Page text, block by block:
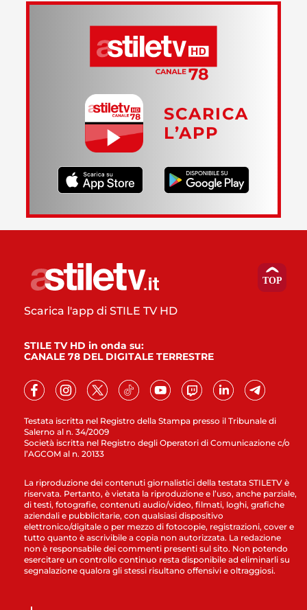
SCARICA
L’APP
Testata iscritta nel Registro della Stampa presso il Tribunale di
Salerno al n. 34/2009
Società iscritta nel Registro degli Operatori di Comunicazione c/o
l’AGCOM al n. 20133
Scarica l'app di STILE TV HD
STILE TV HD in onda su:
CANALE 78 DEL DIGITALE TERRESTRE
La riproduzione dei contenuti giornalistici della testata STILETV è
riservata. Pertanto, è vietata la riproduzione e l’uso, anche parziale,
di testi, fotografie, contenuti audio/video, filmati, loghi, grafiche
aziendali e pubblicitarie, con qualsiasi dispositivo
elettronico/digitale o per mezzo di fotocopie, registrazioni, cover e
tutto quanto è ascrivibile a copia non autorizzata. La redazione
non è responsabile dei commenti presenti sul sito. Non potendo
esercitare un controllo continuo resta disponibile ad eliminarli su
segnalazione qualora gli stessi risultano offensivi e oltraggiosi.